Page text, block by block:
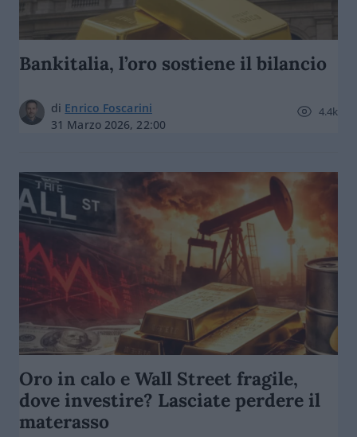
Bankitalia, l’oro sostiene il bilancio
di Enrico Foscarini
31 Marzo 2026, 22:00
4.4k
Oro in calo e Wall Street fragile,
dove investire? Lasciate perdere il
materasso